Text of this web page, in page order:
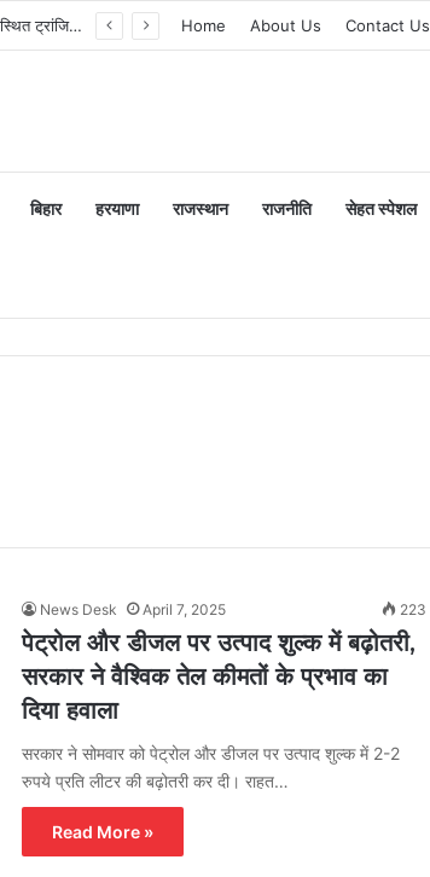
मुख्यमंत्री ने ऋषिकेश स्थित ट्रांजिट कैंप का किया औचक निरीक्षण Home About Us Contact Us
बिहार हरयाणा राजस्थान राजनीति सेहत स्पेशल
News Desk April 7, 2025 223
पेट्रोल और डीजल पर उत्पाद शुल्क में बढ़ोतरी,
सरकार ने वैश्विक तेल कीमतों के प्रभाव का
दिया हवाला
सरकार ने सोमवार को पेट्रोल और डीजल पर उत्पाद शुल्क में 2-2
रुपये प्रति लीटर की बढ़ोतरी कर दी। राहत…
Read More »